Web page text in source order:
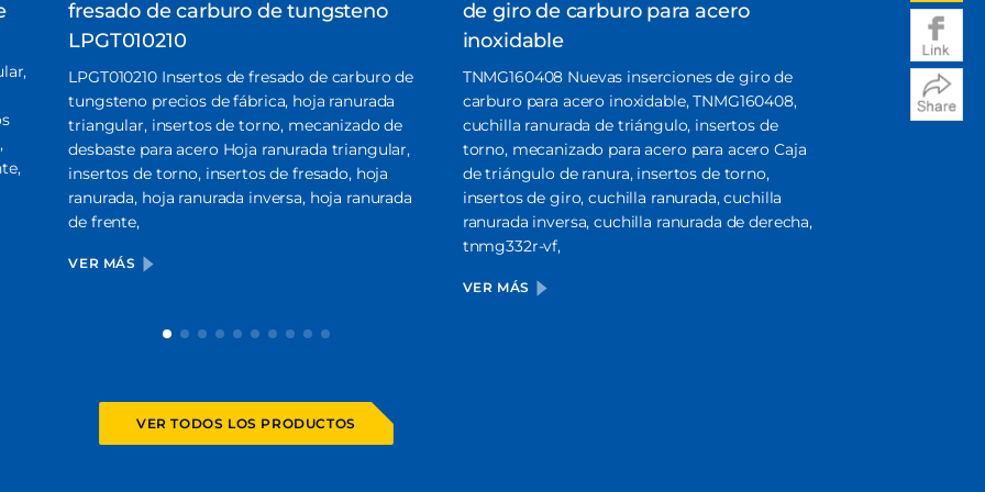
fresado de carburo de tungsteno
LPGT010210
LPGT010210 Insertos de fresado de carburo de
tungsteno precios de fábrica, hoja ranurada
triangular, insertos de torno, mecanizado de
desbaste para acero Hoja ranurada triangular,
insertos de torno, insertos de fresado, hoja
ranurada, hoja ranurada inversa, hoja ranurada
de frente,
VER MÁS
de giro de carburo para acero
inoxidable
TNMG160408 Nuevas inserciones de giro de
carburo para acero inoxidable, TNMG160408,
cuchilla ranurada de triángulo, insertos de
torno, mecanizado para acero para acero Caja
de triángulo de ranura, insertos de torno,
insertos de giro, cuchilla ranurada, cuchilla
ranurada inversa, cuchilla ranurada de derecha,
tnmg332r-vf,
VER MÁS
acero
Nuevas
CCMT120408,
de chips, corte
fábrica con
VER TODOS LOS PRODUCTOS